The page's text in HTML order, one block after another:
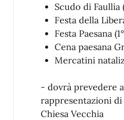
Scudo di Faullia
Festa della
Festa Paesana
Cena paesana
Mercatini
- dovrà prevedere
rappresentazioni di
Chiesa Vecchia